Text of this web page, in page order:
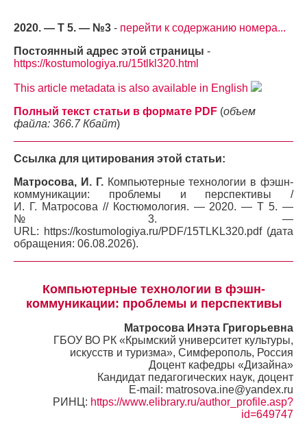
2020. — Т 5. — №3 - перейти к содержанию номера...
Постоянный адрес этой страницы -
https://kostumologiya.ru/15tlkl320.html
This article metadata is also available in English
Полный текст статьи в формате PDF (объем
файла: 366.7 Кбайт)
Ссылка для цитирования этой статьи:
Матросова, И. Г.Компьютерные технологии в фэшн-
коммуникации: проблемы и перспективы /
И. Г. Матросова // Костюмология. — 2020. — Т 5. —
№3. —
URL: https://kostumologiya.ru/PDF/15TLKL320.pdf (дата
обращения: 06.08.2026).
Компьютерные технологии в фэшн-
коммуникации: проблемы и перспективы
Матросова Инэта Григорьевна
ГБОУ ВО РК «Крымский университет культуры,
искусств и туризма», Симферополь, Россия
Доцент кафедры «Дизайна»
Кандидат педагогических наук, доцент
E-mail: matrosova.ine@yandex.ru
РИНЦ: https://www.elibrary.ru/author_profile.asp?
id=649747